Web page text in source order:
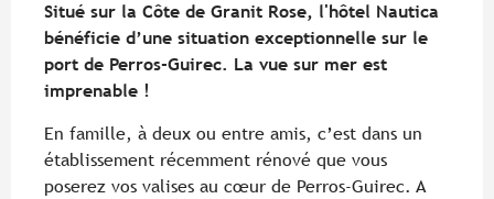
Situé sur la Côte de Granit Rose, l'hôtel Nautica
bénéficie d’une situation exceptionnelle sur le
port de Perros-Guirec. La vue sur mer est
imprenable !
En famille, à deux ou entre amis, c’est dans un
établissement récemment rénové que vous
poserez vos valises au cœur de Perros-Guirec. A